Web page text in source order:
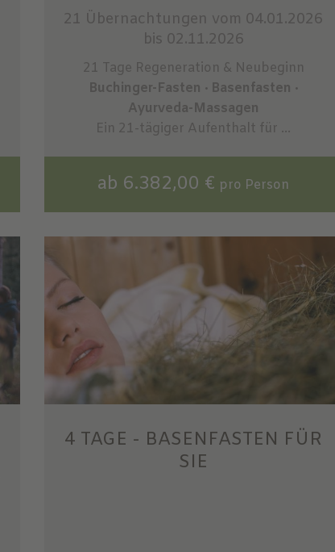
21 Übernachtungen vom 04.01.2026
bis 02.11.2026
21 Tage Regeneration & Neubeginn
Buchinger-Fasten · Basenfasten ·
Ayurveda-Massagen
Ein 21-tägiger Aufenthalt für ...
ab 6.382,00 € pro Person
4 TAGE - BASENFASTEN FÜR
SIE